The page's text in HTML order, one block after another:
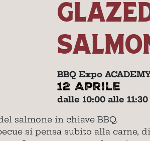
BBQ Expo
12 Aprile
dalle 10:00 alle 11:30
salmone in chiave BBQ.
si pensa subito alla